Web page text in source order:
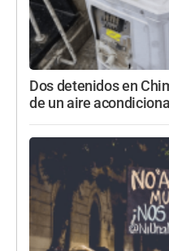
Dos detenidos en
de un aire